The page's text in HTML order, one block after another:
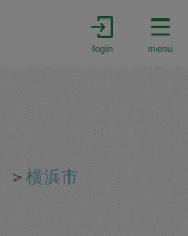
login menu
＞横浜市